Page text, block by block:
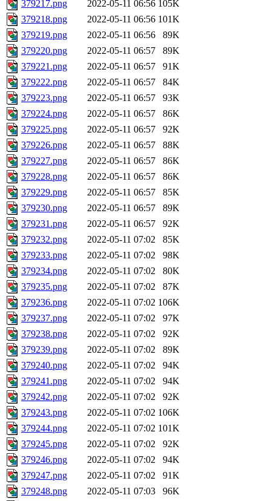
379217.png 2022-05-11 06:56 105K
379218.png
2022-05-11 06:56 101K
379219.png
2022-05-11 06:56
89K
379220.png
2022-05-11 06:57
89K
379221.png
2022-05-11 06:57
91K
379222.png
2022-05-11 06:57
84K
379223.png
2022-05-11 06:57
93K
379224.png
2022-05-11 06:57
86K
379225.png
2022-05-11 06:57
92K
379226.png
2022-05-11 06:57
88K
379227.png
2022-05-11 06:57
86K
379228.png
2022-05-11 06:57
86K
379229.png
2022-05-11 06:57
85K
379230.png
2022-05-11 06:57
89K
379231.png
2022-05-11 06:57
92K
379232.png
2022-05-11 07:02
85K
379233.png
2022-05-11 07:02
98K
379234.png
2022-05-11 07:02
80K
379235.png
2022-05-11 07:02
87K
379236.png
2022-05-11 07:02 106K
379237.png
2022-05-11 07:02
97K
379238.png
2022-05-11 07:02
92K
379239.png
2022-05-11 07:02
89K
379240.png
2022-05-11 07:02
94K
379241.png
2022-05-11 07:02
94K
379242.png
2022-05-11 07:02
92K
379243.png
2022-05-11 07:02 106K
379244.png
2022-05-11 07:02 101K
379245.png
2022-05-11 07:02
92K
379246.png
2022-05-11 07:02
94K
379247.png
2022-05-11 07:02
91K
379248.png
2022-05-11 07:03
96K